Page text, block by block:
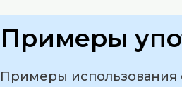
Примеры
Примеры использования